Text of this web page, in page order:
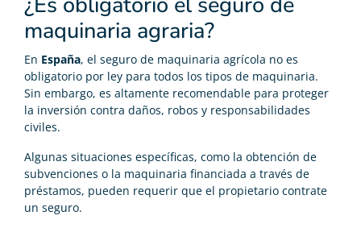
maquinaria agraria?
En España, el seguro de maquinaria agrícola no es
obligatorio por ley para todos los tipos de maquinaria.
Sin embargo, es altamente recomendable para proteger
la inversión contra daños, robos y responsabilidades
civiles.
Algunas situaciones específicas, como la obtención de
subvenciones o la maquinaria financiada a través de
préstamos, pueden requerir que el propietario contrate
un seguro.